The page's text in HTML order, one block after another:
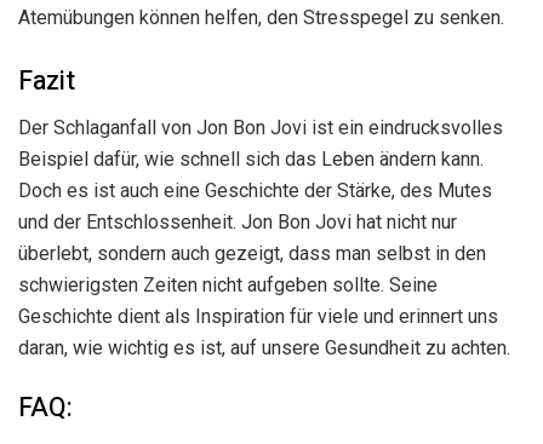
Atemübungen können helfen, den Stresspegel zu senken.
Fazit
Der Schlaganfall von Jon Bon Jovi ist ein eindrucksvolles
Beispiel dafür, wie schnell sich das Leben ändern kann.
Doch es ist auch eine Geschichte der Stärke, des Mutes
und der Entschlossenheit. Jon Bon Jovi hat nicht nur
überlebt, sondern auch gezeigt, dass man selbst in den
schwierigsten Zeiten nicht aufgeben sollte. Seine
Geschichte dient als Inspiration für viele und erinnert uns
daran, wie wichtig es ist, auf unsere Gesundheit zu achten.
FAQ: